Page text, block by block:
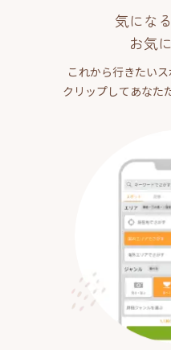
気にな
お気
これから行きたい
クリップしてあなた